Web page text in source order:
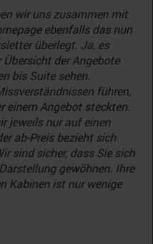
wir uns zusammen mit
ebenfalls das nun
überlegt. Ja, es
der Angebote
bis Suite sehen.
führen,
einem Angebot steckten.
jeweils nur auf einen
ab-Preis bezieht sich
sind sicher, dass Sie sich
gewöhnen. Ihre
Kabinen ist nur wenige